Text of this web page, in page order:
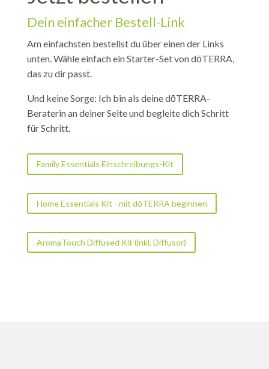
Dein einfacher Bestell-Link
Am einfachsten bestellst du über einen der Links
unten. Wähle einfach ein Starter-Set von dōTERRA,
das zu dir passt.
Und keine Sorge: Ich bin als deine dōTERRA-
Beraterin an deiner Seite und begleite dich Schritt
für Schritt.
Family Essentials Einschreibungs-Kit
Home Essentials Kit - mit dōTERRA beginnen
AromaTouch Diffused Kit (inkl. Diffusor)